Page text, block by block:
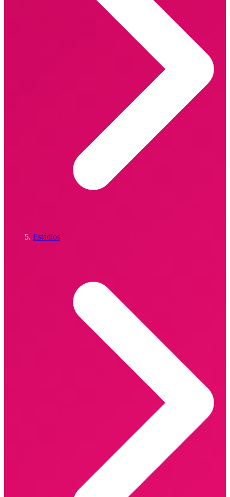
Estádios